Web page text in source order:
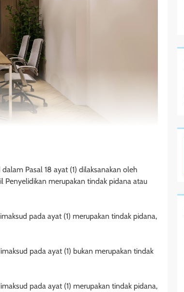
Pasal 18 ayat (1) dilaksanakan oleh
Penyelidikan merupakan tindak pidana atau
pada ayat (1) merupakan tindak pidana,
pada ayat (1) bukan merupakan tindak
pada ayat (1) merupakan tindak pidana,